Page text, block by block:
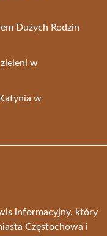
Dużych Rodzin
w
w
informacyjny, który
Częstochowa i